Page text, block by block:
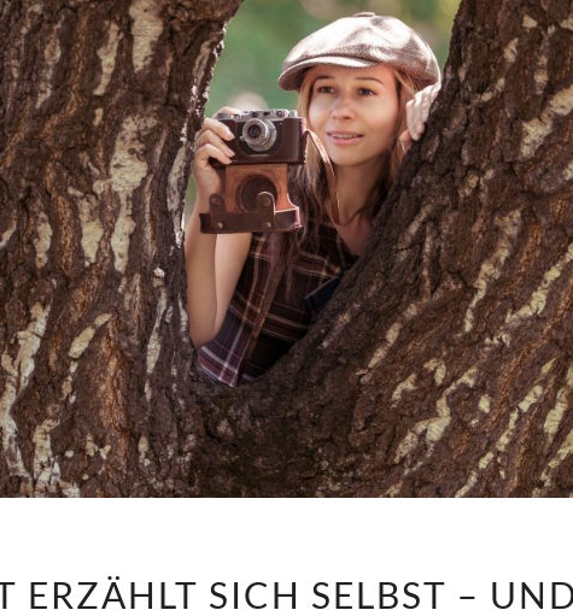
ZEIT
ERZÄHLT SICH SELBST –